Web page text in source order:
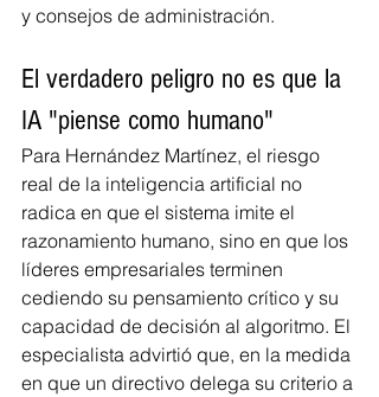
y consejos de administración.
El verdadero peligro no es que la
IA "piense como humano"
Para Hernández Martínez, el riesgo
real de la inteligencia artificial no
radica en que el sistema imite el
razonamiento humano, sino en que los
líderes empresariales terminen
cediendo su pensamiento crítico y su
capacidad de decisión al algoritmo. El
especialista advirtió que, en la medida
en que un directivo delega su criterio a